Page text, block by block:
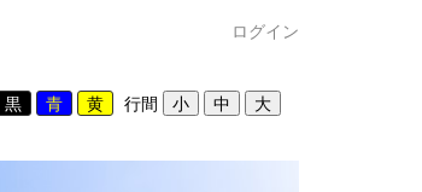
ログイン
行間